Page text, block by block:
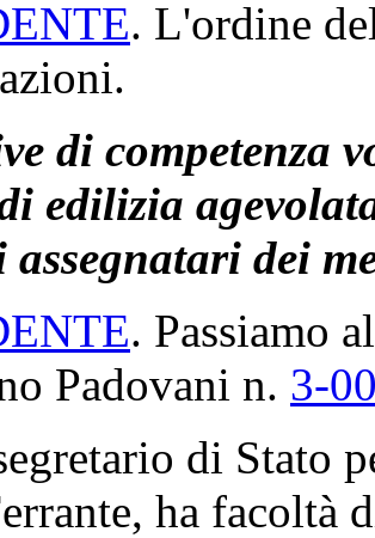
. L'ordine
di competenza
edilizia
assegnatari dei
. Passiamo
Padovani n. 3-
di Stato
ha facoltà